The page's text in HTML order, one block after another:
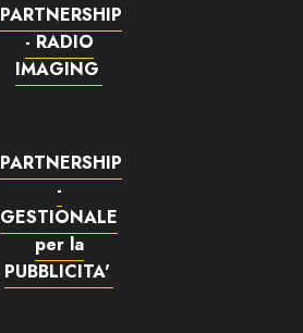
PARTNERSHIP
- RADIO
IMAGING
PARTNERSHIP
-
GESTIONALE
per la
PUBBLICITA'